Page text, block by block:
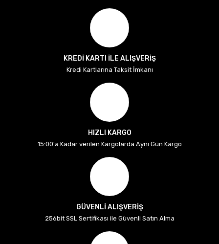
KREDİ KARTI İLE ALIŞVERİŞ
Kredi Kartlarına Taksit İmkanı
HIZLI KARGO
15:00'a Kadar verilen Kargolarda Aynı Gün Kargo
GÜVENLİ ALIŞVERİŞ
256bit SSL Sertifikası ile Güvenli Satın Alma